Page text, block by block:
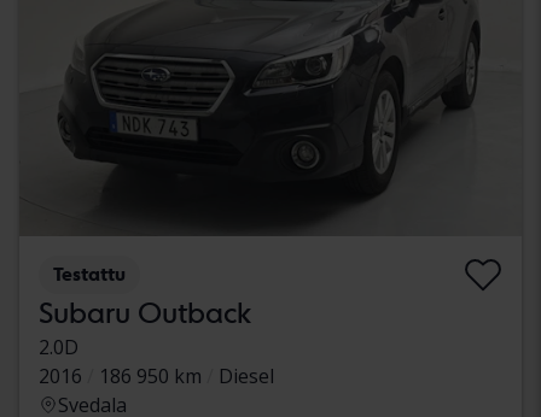
Testattu
Subaru Outback
2.0D
2016
186 950 km
Diesel
Svedala